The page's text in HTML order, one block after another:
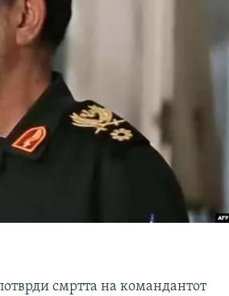
смртта на командантот